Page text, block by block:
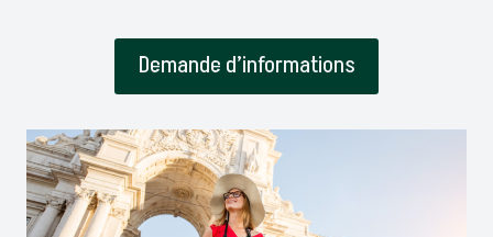
Demande d’informations